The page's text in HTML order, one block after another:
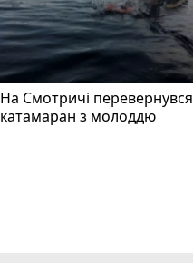
На Смотричі перевернувся
катамаран з молоддю